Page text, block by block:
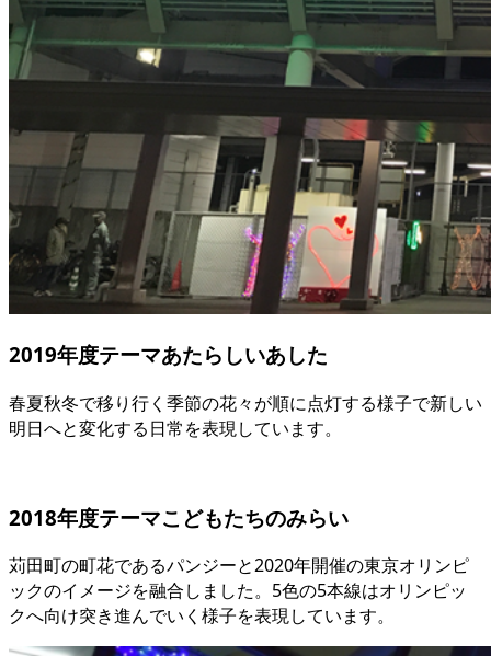
2019年度テーマあたらしいあした
春夏秋冬で移り行く季節の花々が順に点灯する様子で新しい
明日へと変化する日常を表現しています。
2018年度テーマこどもたちのみらい
苅田町の町花であるパンジーと2020年開催の東京オリンピ
ックのイメージを融合しました。5色の5本線はオリンピッ
クへ向け突き進んでいく様子を表現しています。